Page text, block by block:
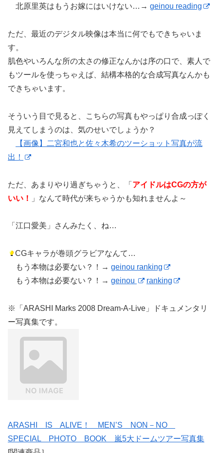
北原里英はもうお嫁にはいけない…→ geinou reading
ただ、最近のデジタル映像は本当に何でもできちゃいま
す。
肌色やいろんな所の太さの修正なんかは序の口で、素人で
もツールを使っちゃえば、結構本格的な合成写真なんかも
できちゃいます。
そういう目で見ると、こちらの写真もやっぱり合成っぽく
見えてしまうのは、気のせいでしょうか？
【画像】二宮和也と佐々木希のツーショット写真が流
出！
ただ、あまりやり過ぎちゃうと、「 アイドルはCGの方が
いい！
」なんて時代が来ちゃうかも知れませんよ～
「江口愛美」さんみたく、ね…
CGキャラが巻頭グラビアなんて…
もう本物は必要ない？！→ geinou ranking
もう本物は必要ない？！→ geinou ranking
※「ARASHI Marks 2008 Dream-A-Live」ドキュメンタリ
ー写真集です。
ARASHI IS ALIVE！ MEN’S NON－NO
SPECIAL PHOTO BOOK 嵐5大ドームツアー写真集